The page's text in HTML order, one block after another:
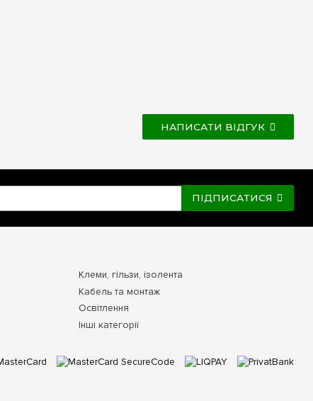
НАПИСАТИ ВІДГУК
ПІДПИСАТИСЯ
Клеми, гільзи, ізолента
Кабель та монтаж
Освітлення
Інші категорії